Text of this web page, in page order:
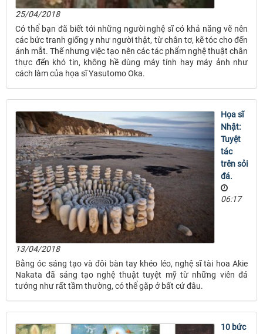
25/04/2018
Có thể bạn đã biết tới những người nghệ sĩ có khả năng vẽ nên
các bức tranh giống y như người thật, từ chân tơ, kẽ tóc cho đến
ánh mắt. Thế nhưng việc tạo nên các tác phẩm nghệ thuật chân
thực đến khó tin, không hề dùng máy tính hay máy ảnh như
cách làm của họa sĩ Yasutomo Oka.
Họa sĩ
Nhật:
Tuyệt
tác
trên sỏi
đá.
06:17
13/04/2018
Bằng óc sáng tạo và đôi bàn tay khéo léo, nghệ sĩ tài hoa Akie
Nakata đã sáng tạo nghệ thuật tuyệt mỹ từ những viên đá
tưởng như rất tầm thường, có thể gặp ở bất cứ đâu.
10 bức